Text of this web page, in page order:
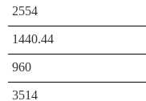
2554
1440.44
960
3514